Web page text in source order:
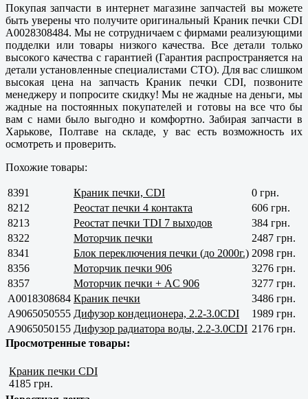
Покупая запчасти в интернет магазине запчастей вы можете
быть уверены что получите оригинальный Краник печки CDI
A0028308484. Мы не сотрудничаем с фирмами реализующими
подделки или товары низкого качества. Все детали только
высокого качества с гарантией (Гарантия распространяется на
детали установленные специалистами СТО). Для вас слишком
высокая цена на запчасть Краник печки CDI, позвоните
менеджеру и попросите скидку! Мы не жадные на деньги, мы
жадные на постоянных покупателей и готовы на все что бы
вам с нами было выгодно и комфортно. Забирая запчасти в
Харькове, Полтаве на складе, у вас есть возможность их
осмотреть и проверить.
Похожие товары:
8391 Краник печки, CDI
0 грн.
8212
Реостат печки 4 контакта
606 грн.
8213
Реостат печки TDI 7 выходов
384 грн.
8322
Моторчик печки
2487 грн.
8341
Блок переключения печки (до 2000г.) 2098 грн.
8356
Моторчик печки 906
3276 грн.
8357
Моторчик печки + AC 906
3277 грн.
A0018308684 Краник печки
3486 грн.
A9065050555 Дифузор кондеционера, 2.2-3.0CDI
1989 грн.
A9065050155 Дифузор радиатора воды, 2.2-3.0CDI 2176 грн.
Просмотренные товары:
Краник печки CDI
4185 грн.